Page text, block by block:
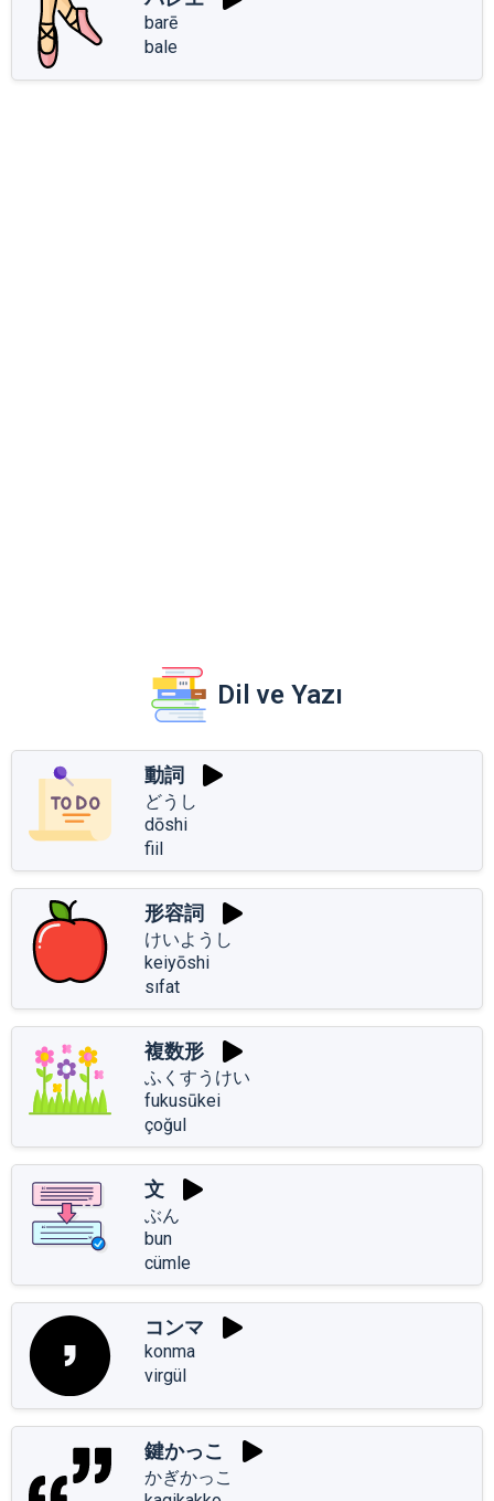
barē
bale
Dil ve Yazı
動詞
どうし
dōshi
fiil
形容詞
けいようし
keiyōshi
sıfat
複数形
ふくすうけい
fukusūkei
çoğul
文
ぶん
bun
cümle
コンマ
konma
virgül
鍵かっこ
かぎかっこ